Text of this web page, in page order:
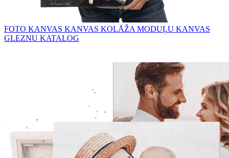
FOTO KANVAS KANVAS KOLĀŽA MODUĻU KANVAS
GLEZNU KATALOG